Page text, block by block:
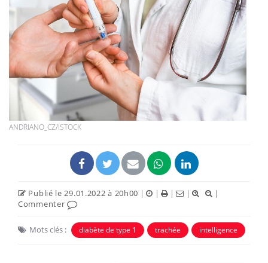
ANDRIANO_CZ/ISTOCK
Publié le 29.01.2022 à 20h00 | | | |
|
Commenter
Mots clés : diabète de type 1 trachée intelligence